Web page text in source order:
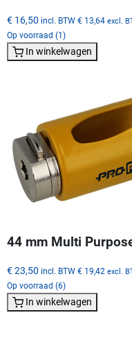
€ 16,50 incl. BTW € 13,64 excl.
Op voorraad (1)
In winkelwagen
44 mm Multi
€ 23,50 incl. BTW € 19,42 excl.
Op voorraad (6)
In winkelwagen